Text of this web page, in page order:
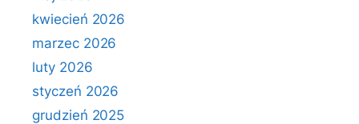
kwiecień 2026
marzec 2026
luty 2026
styczeń 2026
grudzień 2025